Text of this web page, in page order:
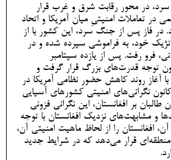
در محور رقابت شرق و غرب قرار
در تعاملات امنیتیِ میان آمریکا و اتحاد
در فاز پس از جنگ سرد، این کشور با از
خود، به فراموشی سپرده شده و در
فرو رفت. پس از یازده سپتامبر
توجه قدرت‌های بزرگ قرار گرفت و
آغاز روند کاهش حضور نظامی آمریکا در
نگرانی‌های امنیتی کشورهای آسیایی
بر افغانستان، این نگرانی فزونی
و مشابهت‌های نزدیک افغانستان با توجه
افغانستان را از لحاظ ماهیت امنیتی آن،
قرار می‌دهد که در شرایط جدید